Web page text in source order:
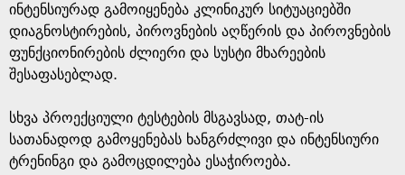
ინტენსიურად გამოიყენება კლინიკურ სიტუაციებში
დიაგნოსტირების, პიროვნების აღწერის და პიროვნების
ფუნქციონირების ძლიერი და სუსტი მხარეების
შესაფასებლად.
სხვა პროექციული ტესტების მსგავსად, თატ-ის
სათანადოდ გამოყენებას ხანგრძლივი და ინტენსიური
ტრენინგი და გამოცდილება ესაჭიროება.